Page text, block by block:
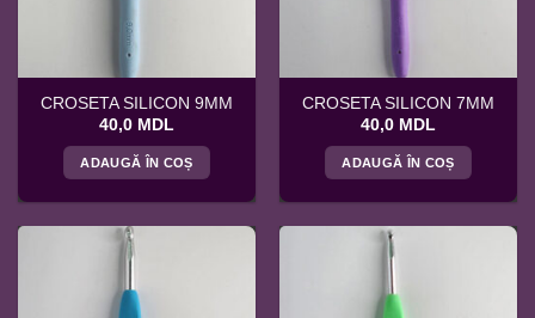
CROSETA SILICON 9MM
40,0 MDL
ADAUGĂ ÎN COȘ
CROSETA SILICON 7MM
40,0 MDL
ADAUGĂ ÎN COȘ